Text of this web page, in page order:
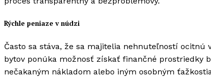
Rýchle peniaze v núdzi
Často sa stáva, že sa majitelia nehnuteľností
bytov ponúka možnosť získať finančné prostriedky
nečakaným nákladom alebo iným osobným